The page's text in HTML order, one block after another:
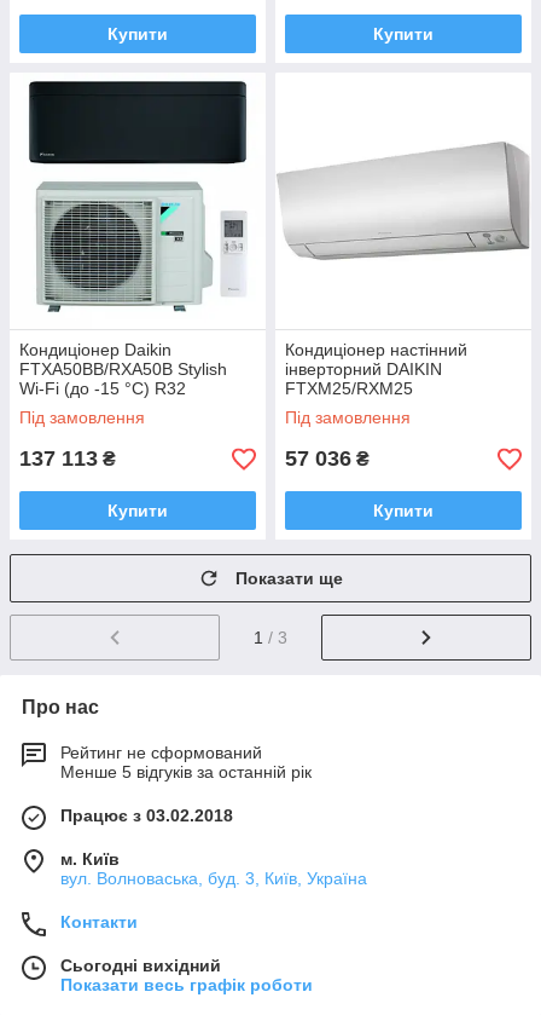
Купити Купити
Кондиціонер Daikin
FTXA50BB/RXA50B Stylish
Wi-Fi (до -15 °C) R32
Під замовлення
137 113 ₴
Купити
Кондиціонер настінний
інверторний DAIKIN
FTXM25/RXM25
Під замовлення
57 036 ₴
Купити
Показати ще
1 / 3
Про нас
Рейтинг не сформований
Менше 5 відгуків за останній рік
Працює з 03.02.2018
м. Київ
вул. Волноваська, буд. 3, Київ, Україна
Контакти
Сьогодні вихідний
Показати весь графік роботи